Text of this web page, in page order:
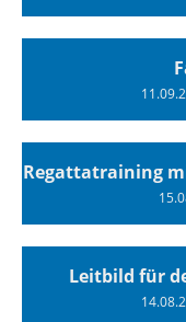
Regattatraining
Leitbild für